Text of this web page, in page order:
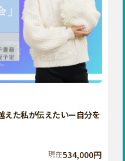
えた私が伝えたいー自分を
現在534,000円